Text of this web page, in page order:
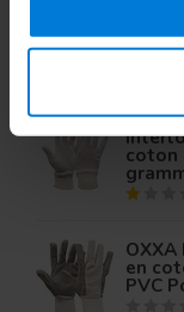
Gant
(12
coton
en
PVC